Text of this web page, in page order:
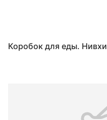
Коробок для еды. Нивхи